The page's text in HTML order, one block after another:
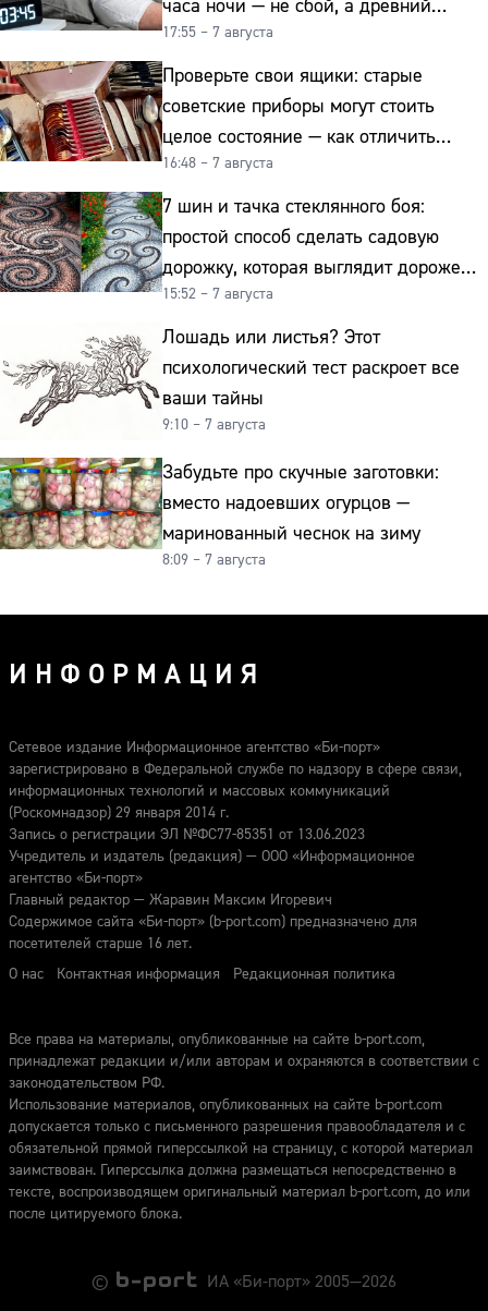
часа ночи — не сбой, а древний
биологический ритм
17:55 – 7 августа
Проверьте свои ящики: старые
советские приборы могут стоить
целое состояние — как отличить
подделку от мельхиора
16:48 – 7 августа
7 шин и тачка стеклянного боя:
простой способ сделать садовую
дорожку, которая выглядит дороже
гранита
15:52 – 7 августа
Лошадь или листья? Этот
психологический тест раскроет все
ваши тайны
9:10 – 7 августа
Забудьте про скучные заготовки:
вместо надоевших огурцов —
маринованный чеснок на зиму
8:09 – 7 августа
ИНФОРМАЦИЯ
Сетевое издание Информационное агентство «Би-порт»
зарегистрировано в Федеральной службе по надзору в сфере связи,
информационных технологий и массовых коммуникаций
(Роскомнадзор) 29 января 2014 г.
Запись о регистрации ЭЛ №ФС77-85351 от 13.06.2023
Учредитель и издатель (редакция) — ООО «Информационное
агентство «Би-порт»
Главный редактор — Жаравин Максим Игоревич
Содержимое сайта «Би-порт» (b-port.com) предназначено для
посетителей старше 16 лет.
О нас
Контактная информация Редакционная политика
Все права на материалы, опубликованные на сайте b-port.com,
принадлежат редакции и/или авторам и охраняются в соответствии с
законодательством РФ.
Использование материалов, опубликованных на сайте b-port.com
допускается только с письменного разрешения правообладателя и с
обязательной прямой гиперссылкой на страницу, с которой материал
заимствован. Гиперссылка должна размещаться непосредственно в
тексте, воспроизводящем оригинальный материал b-port.com, до или
после цитируемого блока.
© ИА «Би-порт» 2005—2026